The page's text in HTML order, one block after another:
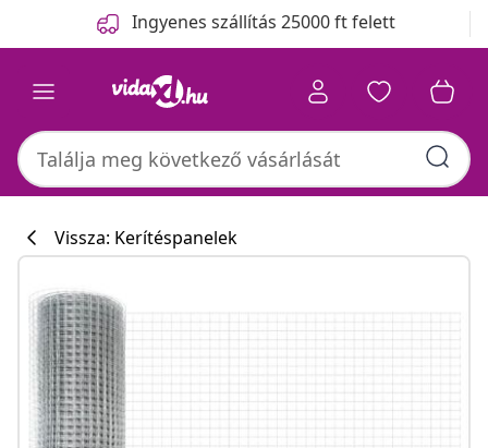
Ingyenes szállítás 25000 ft felett
Vissza: Kerítéspanelek